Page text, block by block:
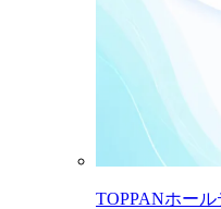
TOPPANホー